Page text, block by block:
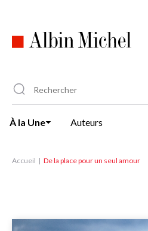
principal
À la Une Auteurs
Accueil De la place pour un seul amour